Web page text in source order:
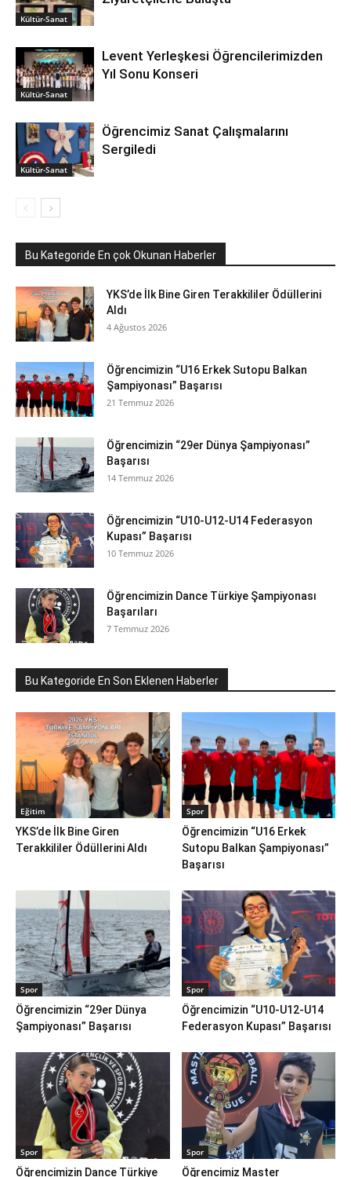
Kültür-Sanat
Kültür-Sanat
Levent Yerleşkesi Öğrencilerimizden
Yıl Sonu Konseri
Kültür-Sanat
Öğrencimiz Sanat Çalışmalarını
Sergiledi
Bu Kategoride En çok Okunan Haberler
YKS’de İlk Bine Giren Terakkililer Ödüllerini
Aldı
4 Ağustos 2026
Öğrencimizin “U16 Erkek Sutopu Balkan
Şampiyonası” Başarısı
21 Temmuz 2026
Öğrencimizin “29er Dünya Şampiyonası”
Başarısı
14 Temmuz 2026
Öğrencimizin “U10-U12-U14 Federasyon
Kupası” Başarısı
10 Temmuz 2026
Öğrencimizin Dance Türkiye Şampiyonası
Başarıları
7 Temmuz 2026
Bu Kategoride En Son Eklenen Haberler
Eğitim
YKS’de İlk Bine Giren
Terakkililer Ödüllerini Aldı
Spor
Öğrencimizin “U16 Erkek
Sutopu Balkan Şampiyonası”
Başarısı
Spor
Öğrencimizin “29er Dünya
Şampiyonası” Başarısı
Spor
Öğrencimizin “U10-U12-U14
Federasyon Kupası” Başarısı
Spor
Öğrencimizin Dance Türkiye
Spor
Öğrencimiz Master